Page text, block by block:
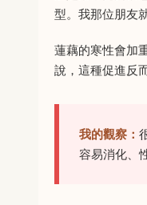
型。我那位朋友
蓮藕的寒性會加
說，這種促進反
我的觀察：
容易消化、